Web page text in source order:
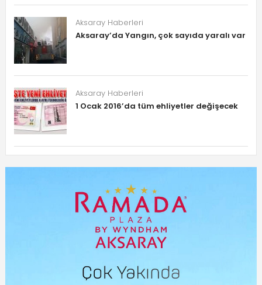
Aksaray Haberleri
Aksaray’da Yangın, çok sayıda yaralı var
Aksaray Haberleri
1 Ocak 2016’da tüm ehliyetler değişecek